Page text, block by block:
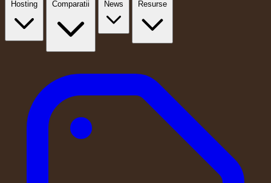
Hosting Comparatii News Resurse